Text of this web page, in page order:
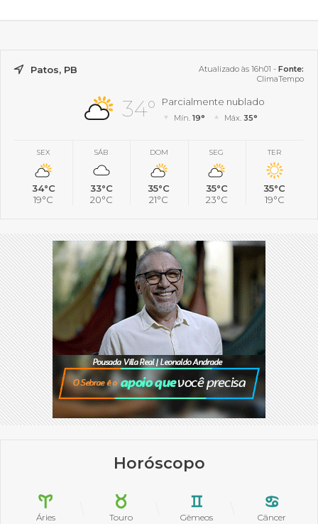
Patos, PB Atualizado às 16h01 - Fonte:
ClimaTempo
34° Parcialmente nublado
Mín.19° Máx. 35°
SEX
34°C
19°C
SÁB
33°C
20°C
DOM
35°C
21°C
SEG
35°C
23°C
TER
35°C
19°C
Horóscopo
Áries Touro Gêmeos Câncer